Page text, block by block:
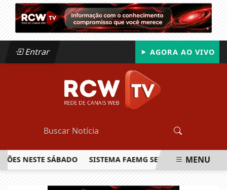
Entrar AGORA AO VIVO
NESTE SÁBADO SISTEMA FAEMG SENAR LANÇA OMENU